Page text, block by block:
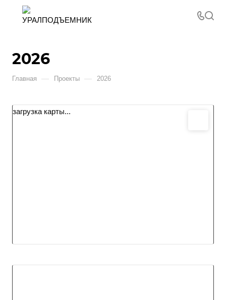
2026
Главная — Проекты — 2026
загрузка карты...